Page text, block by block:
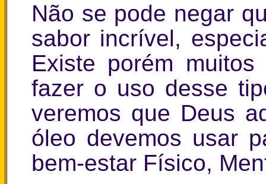
Não se pode negar
sabor incrível,
Existe porém
fazer o uso desse
veremos que Deus
óleo devemos usar
bem-estar Físico,